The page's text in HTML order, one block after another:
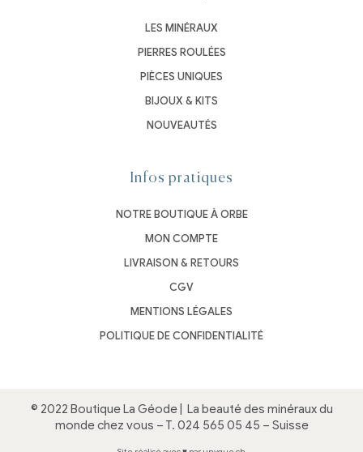
LES MINÉRAUX
PIERRES ROULÉES
PIÈCES UNIQUES
BIJOUX & KITS
NOUVEAUTÉS
Infos pratiques
NOTRE BOUTIQUE À ORBE
MON COMPTE
LIVRAISON & RETOURS
CGV
MENTIONS LÉGALES
POLITIQUE DE CONFIDENTIALITÉ
© 2022 Boutique La Géode | La beauté des minéraux du
monde chez vous – T. 024 565 05 45 – Suisse